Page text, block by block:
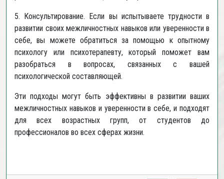
5. Консультирование. Если вы испытываете трудности в
развитии своих межличностных навыков или уверенности в
себе, вы можете обратиться за помощью к опытному
психологу или психотерапевту, который поможет вам
разобраться в вопросах, связанных с вашей
психологической составляющей.
Эти подходы могут быть эффективны в развитии ваших
межличностных навыков и уверенности в себе, и подходят
для всех возрастных групп, от студентов до
профессионалов во всех сферах жизни.